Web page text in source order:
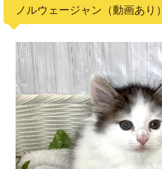
ノルウェージャン（動画あり）